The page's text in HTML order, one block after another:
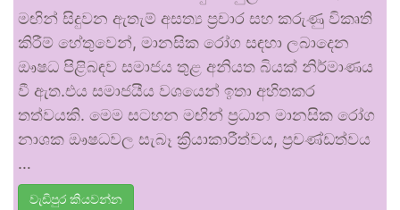
මඟින් සිදුවන ඇතැම් අසත්‍ය ප්‍රචාර සහ කරුණු විකෘති
කිරීම් හේතුවෙන්, මානසික රෝග සඳහා ලබාදෙන
ඖෂධ පිළිබඳව සමාජය තුළ අනියත බියක් නිර්මාණය
වී ඇත.එය සමාජයීය වශයෙන් ඉතා අහිතකර
තත්වයකි. මෙම සටහන මඟින් ප්‍රධාන මානසික රෝග
නාශක ඖෂධවල සැබෑ ක්‍රියාකාරීත්වය, ප්‍රචණ්ඩත්වය
…
වැඩිපුර කියවන්න